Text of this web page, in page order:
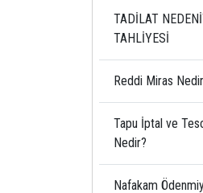
TADİLAT
TAHLİYESİ
Reddi Miras
Tapu İptal ve
Nedir?
Nafakam